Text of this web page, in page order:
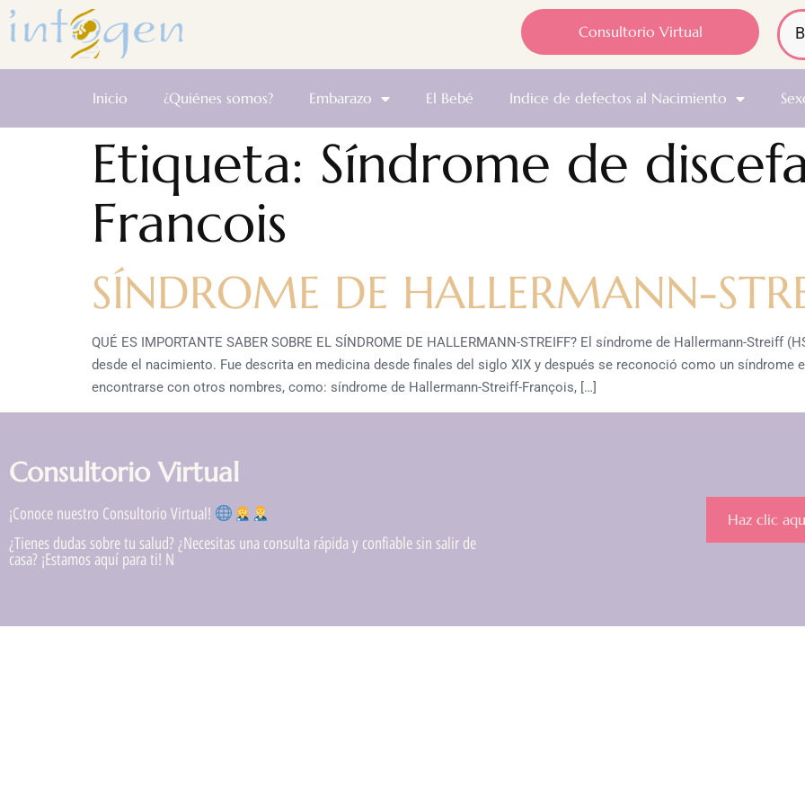
Consultorio Virtual
Inicio ¿Quiénes somos? Embarazo El Bebé Indice de defectos al Nacimiento
Etiqueta: Síndrome de
Francois
SÍNDROME DE HALLERMANN-
QUÉ ES IMPORTANTE SABER SOBRE EL SÍNDROME DE HALLERMANN-STREIFF? El síndrome de Hallermann-
desde el nacimiento. Fue descrita en medicina desde finales del siglo XIX y después se reconoció como un síndrome
encontrarse con otros nombres, como: síndrome de Hallermann-Streiff-François, […]
Consultorio Virtual
¡Conoce nuestro Consultorio Virtual!
¿Tienes dudas sobre tu salud? ¿Necesitas una consulta rápida y confiable sin salir de
casa? ¡Estamos aquí para ti! N
Haz clic